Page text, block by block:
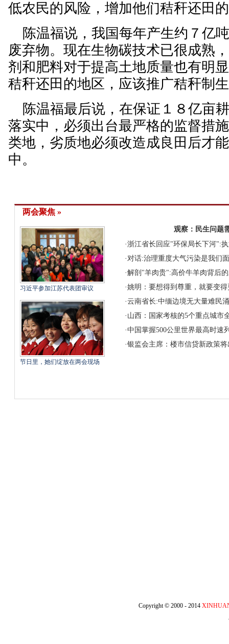
低农民的风险，增加他们秸秆还田
陈温福说，我国每年产生约７亿
废弃物。现在生物碳技术已很成熟
剂和肥料对于提高土地质量也有明
秸秆还田的地区，应该推广秸秆制
陈温福最后说，在保证１８亿亩
落实中，必须出台最严格的监督措
类地，劣质地必须改造成良田后才
中。
两会聚焦 »
习近平参加江苏代表团审议
节日里，她们绽放在两会现场
观察：民生问题
·浙江省长回应"环保局长下河":
·对话:治理重度大气污染是我们
·解剖"羊肉贵":高价牛羊肉背后
·姚明：要想得到尊重，就要变得
·云南省长:中缅边境无大量难民
· 山西：国家考核的5个重点城市
·中国掌握500公里世界最高时速
·银监会主席：楼市信贷新政策将
Copyright © 2000 - 2014